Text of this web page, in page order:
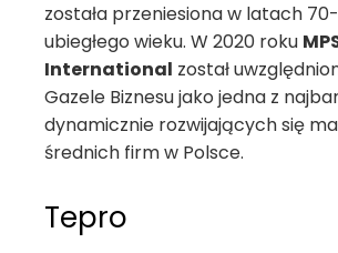
została przeniesiona w latach
ubiegłego wieku. W 2020 roku
International został
Gazele Biznesu jako jedna z
dynamicznie rozwijających się
średnich firm w Polsce.
Tepro